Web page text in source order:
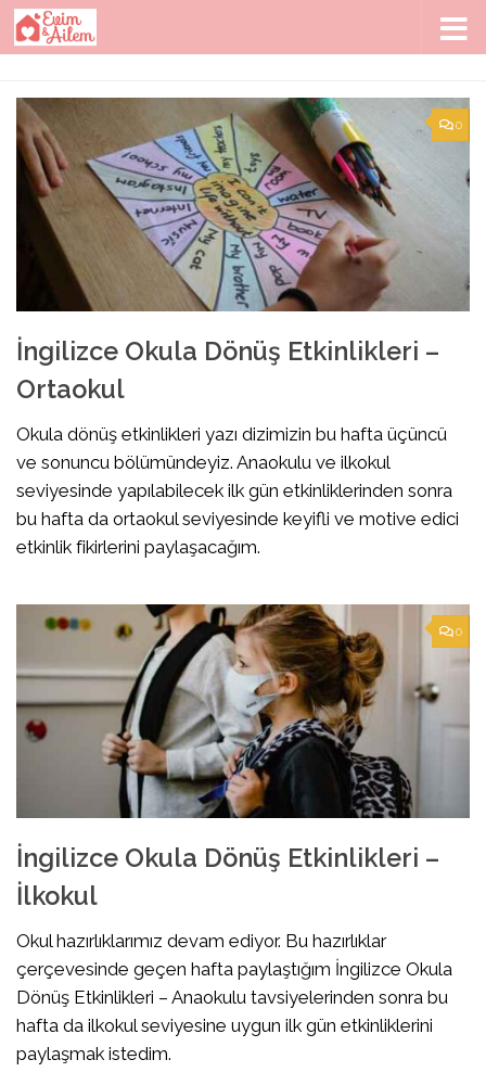
Skip to content
0
İngilizce Okula Dönüş Etkinlikleri –
Ortaokul
Okula dönüş etkinlikleri yazı dizimizin bu hafta üçüncü
ve sonuncu bölümündeyiz. Anaokulu ve ilkokul
seviyesinde yapılabilecek ilk gün etkinliklerinden sonra
bu hafta da ortaokul seviyesinde keyifli ve motive edici
etkinlik fikirlerini paylaşacağım.
0
İngilizce Okula Dönüş Etkinlikleri –
İlkokul
Okul hazırlıklarımız devam ediyor. Bu hazırlıklar
çerçevesinde geçen hafta paylaştığım İngilizce Okula
Dönüş Etkinlikleri – Anaokulu tavsiyelerinden sonra bu
hafta da ilkokul seviyesine uygun ilk gün etkinliklerini
paylaşmak istedim.